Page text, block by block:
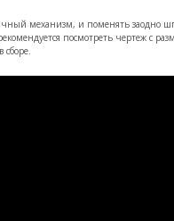
механизм, и поменять заодно
посмотреть чертеж с
сборе.